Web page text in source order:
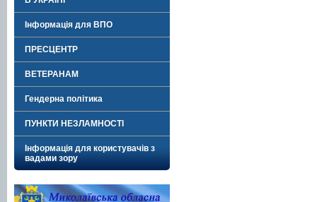
Інформація для ВПО
ПРЕСЦЕНТР
ВЕТЕРАНАМ
Гендерна політика
ПУНКТИ НЕЗЛАМНОСТІ
Інформація для користувачів з
вадами зору